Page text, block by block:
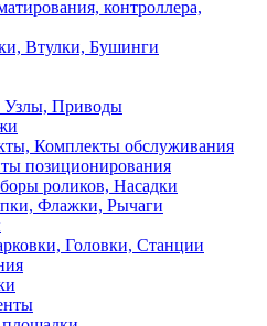
контроллера,
Втулки, Бушинги
Узлы, Приводы
Комплекты обслуживания
позиционирования
роликов, Насадки
Флажки, Рычаги
Головки, Станции